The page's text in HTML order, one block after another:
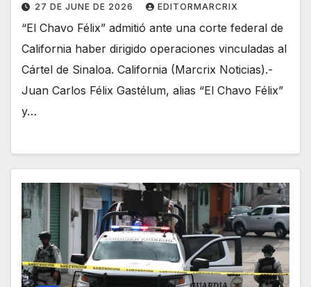
27 DE JUNE DE 2026 EDITORMARCRIX
“El Chavo Félix” admitió ante una corte federal de
California haber dirigido operaciones vinculadas al
Cártel de Sinaloa. California (Marcrix Noticias).-
Juan Carlos Félix Gastélum, alias “El Chavo Félix”
y…